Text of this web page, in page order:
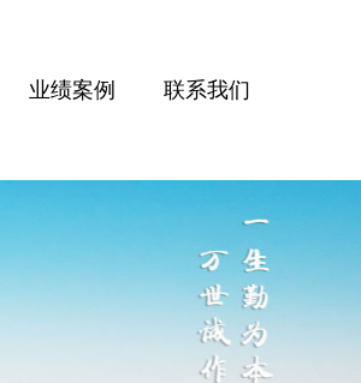
业绩案例 联系我们